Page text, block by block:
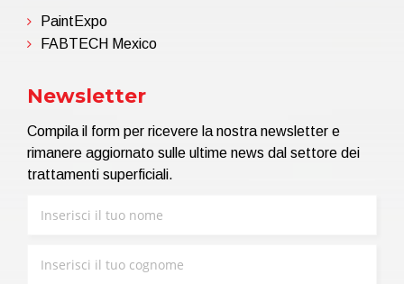
PaintExpo
FABTECH Mexico
Newsletter
Compila il form per ricevere la nostra newsletter e
rimanere aggiornato sulle ultime news dal settore dei
trattamenti superficiali.